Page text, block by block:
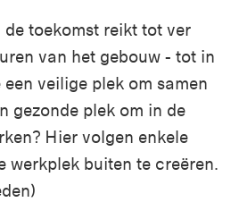
toekomst reikt tot ver
van het gebouw - tot in
veilige plek om samen
gezonde plek om in de
Hier volgen enkele
werkplek buiten te creëren.